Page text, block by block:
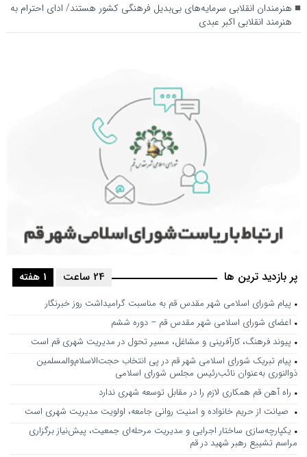
هنرمندان انقلابی سرمایه‌های بی‌بدیل فرهنگی کشور هستند/ ادای احترام به
هنرمند انقلابی اکبر عبدی
پر بازدید ترین ها 1 هفته 24 ساعت
پیام شورای اسلامی شهر مقدس قم به مناسبت گرامیداشت روز خبرنگار
اعضای شورای اسلامی شهر مقدس قم – دوره ششم
پیوند فرهنگ، کارآفرینی و مشاغل، مسیر تحول در مدیریت شهری قم است
پیام تبریک شورای اسلامی شهر قم در پی انتخاب حجت‌الاسلام‌والمسلمین
ذوالنوری به‌عنوان نائب‌رئیس مجلس شورای اسلامی
راه آهن قم همکاری لازم را در مقابل توسعه شهری ندارد
صیانت از حریم خانواده و امنیت روانی جامعه، اولویت مدیریت شهری است
یکپارچه‌سازی ساختار اجرایی و مدیریت مرحله‌ای جمعیت، پیش‌نیاز برگزاری
مراسم تشییع رهبر شهید در قم